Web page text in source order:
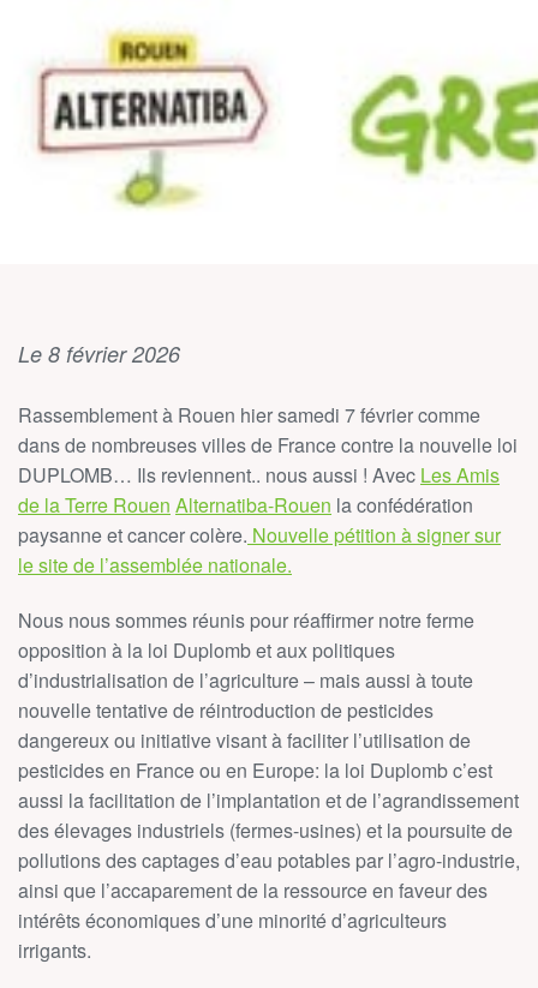
Le 8 février 2026
Rassemblement à Rouen hier samedi 7 février comme
dans de nombreuses villes de France contre la nouvelle loi
DUPLOMB… Ils reviennent.. nous aussi ! Avec Les Amis
de la Terre Rouen Alternatiba-Rouen la confédération
paysanne et cancer colère. Nouvelle pétition à signer sur
le site de l’assemblée nationale.
Nous nous sommes réunis pour réaffirmer notre ferme
opposition à la loi Duplomb et aux politiques
d’industrialisation de l’agriculture – mais aussi à toute
nouvelle tentative de réintroduction de pesticides
dangereux ou initiative visant à faciliter l’utilisation de
pesticides en France ou en Europe: la loi Duplomb c’est
aussi la facilitation de l’implantation et de l’agrandissement
des élevages industriels (fermes-usines) et la poursuite de
pollutions des captages d’eau potables par l’agro-industrie,
ainsi que l’accaparement de la ressource en faveur des
intérêts économiques d’une minorité d’agriculteurs
irrigants.